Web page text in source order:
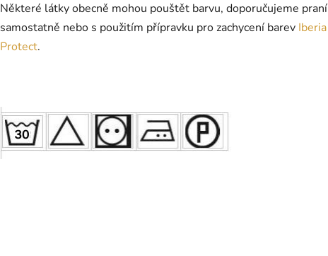
Některé látky obecně mohou pouštět barvu, doporučujeme praní
samostatně nebo s použitím přípravku pro zachycení barev Iberia
Protect.